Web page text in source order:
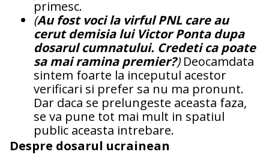
primesc.
(Au fost voci la virful PNL care au
cerut demisia lui Victor Ponta dupa
dosarul cumnatului. Credeti ca poate
sa mai ramina premier?) Deocamdata
sintem foarte la inceputul acestor
verificari si prefer sa nu ma pronunt.
Dar daca se prelungeste aceasta faza,
se va pune tot mai mult in spatiul
public aceasta intrebare.
Despre dosarul ucrainean